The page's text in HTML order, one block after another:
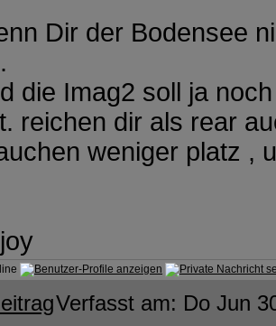
Dir der Bodensee
die Imag2 soll ja
reichen dir als rear
weniger platz ,
Verfasst am: Do Jun